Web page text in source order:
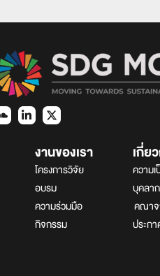
งานของเรา
โครงการวิจัย
อบรม
ความร่วมมือ
กิจกรรม
เกี่ย
ความ
บุคลา
คณาจ
ประก